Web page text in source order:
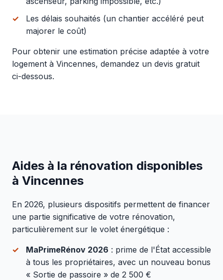
Les délais souhaités (un chantier accéléré peut
majorer le coût)
Pour obtenir une estimation précise adaptée à votre
logement à Vincennes, demandez un devis gratuit
ci-dessous.
Aides à la rénovation disponibles
à Vincennes
En 2026, plusieurs dispositifs permettent de financer
une partie significative de votre rénovation,
particulièrement sur le volet énergétique :
MaPrimeRénov 2026 : prime de l'État accessible
à tous les propriétaires, avec un nouveau bonus
« Sortie de passoire » de 2 500 €